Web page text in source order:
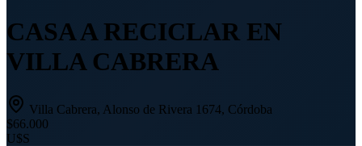
CASA A RECICLAR EN
VILLA CABRERA
Villa Cabrera, Alonso de Rivera 1674, Córdoba
$66.000
U$S